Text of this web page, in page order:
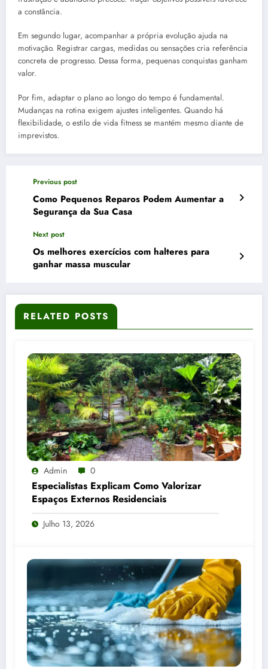
a constância.
Em segundo lugar, acompanhar a própria evolução ajuda na
motivação. Registrar cargas, medidas ou sensações cria referência
concreta de progresso. Dessa forma, pequenas conquistas ganham
valor.
Por fim, adaptar o plano ao longo do tempo é fundamental.
Mudanças na rotina exigem ajustes inteligentes. Quando há
flexibilidade, o estilo de vida fitness se mantém mesmo diante de
imprevistos.
Previous post
Como Pequenos Reparos Podem Aumentar a
Segurança da Sua Casa
Next post
Os melhores exercícios com halteres para
ganhar massa muscular
RELATED POSTS
Admin 0
Especialistas Explicam Como Valorizar
Espaços Externos Residenciais
Julho 13, 2026